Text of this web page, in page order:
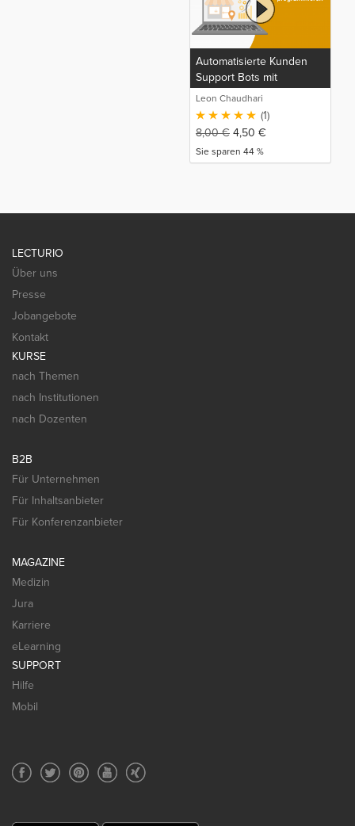
Automatisierte Kunden
Support Bots mit
Manychat programmieren
Leon Chaudhari
(1)
8,00€ 4,50 €
Sie sparen 44 %
LECTURIO
Über uns
Presse
Jobangebote
Kontakt
KURSE
nach Themen
nach Institutionen
nach Dozenten
B2B
Für Unternehmen
Für Inhaltsanbieter
Für Konferenzanbieter
MAGAZINE
Medizin
Jura
Karriere
eLearning
SUPPORT
Hilfe
Mobil